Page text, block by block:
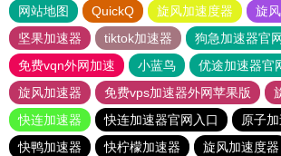
网站地图 QuickQ 旋风加速度器
旋
坚果加速器
tiktok加速器
狗急加速器官
免费vqn外网加速
小蓝鸟 优途加速器官
旋风加速器
免费vps加速器外网苹果版
快连加速器
快连加速器官网入口
原子
快鸭加速器
快柠檬加速器 旋风加速度器